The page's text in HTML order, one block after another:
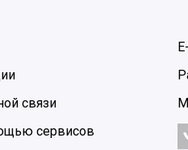
связи
сервисов